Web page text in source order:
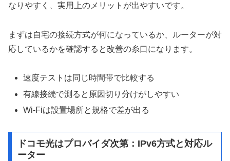
なりやすく、実用上のメリットが出やすいです。
まずは自宅の接続方式が何になっているか、ルーターが対
応しているかを確認すると改善の糸口になります。
速度テストは同じ時間帯で比較する
有線接続で測ると原因切り分けがしやすい
Wi-Fiは設置場所と規格で差が出る
ドコモ光はプロバイダ次第：IPv6方式と対応ル
ーター